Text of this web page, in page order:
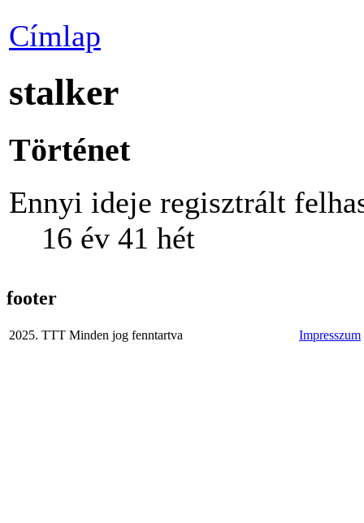
Címlap
stalker
Történet
Ennyi ideje regisztrált
16 év 41 hét
footer
2025. TTT Minden jog fenntartva Impresszum